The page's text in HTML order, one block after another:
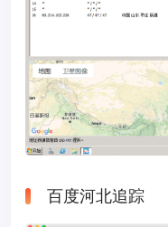
百度河北追踪